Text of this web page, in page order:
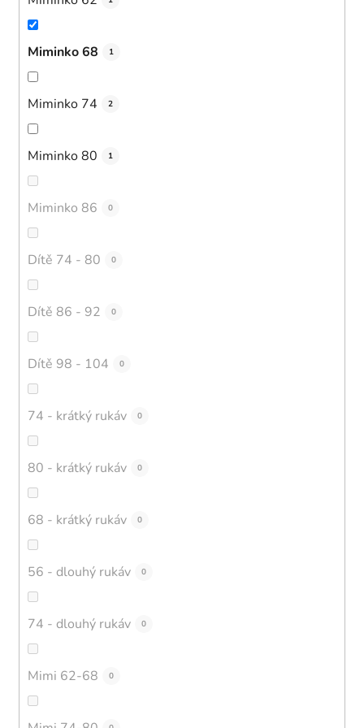
Miminko 68 1
Miminko 74 2
Miminko 80 1
Miminko 86 0
Dítě 74 - 80 0
Dítě 86 - 92 0
Dítě 98 - 104 0
74 - krátký rukáv 0
80 - krátký rukáv 0
68 - krátký rukáv 0
56 - dlouhý rukáv 0
74 - dlouhý rukáv 0
Mimi 62-68 0